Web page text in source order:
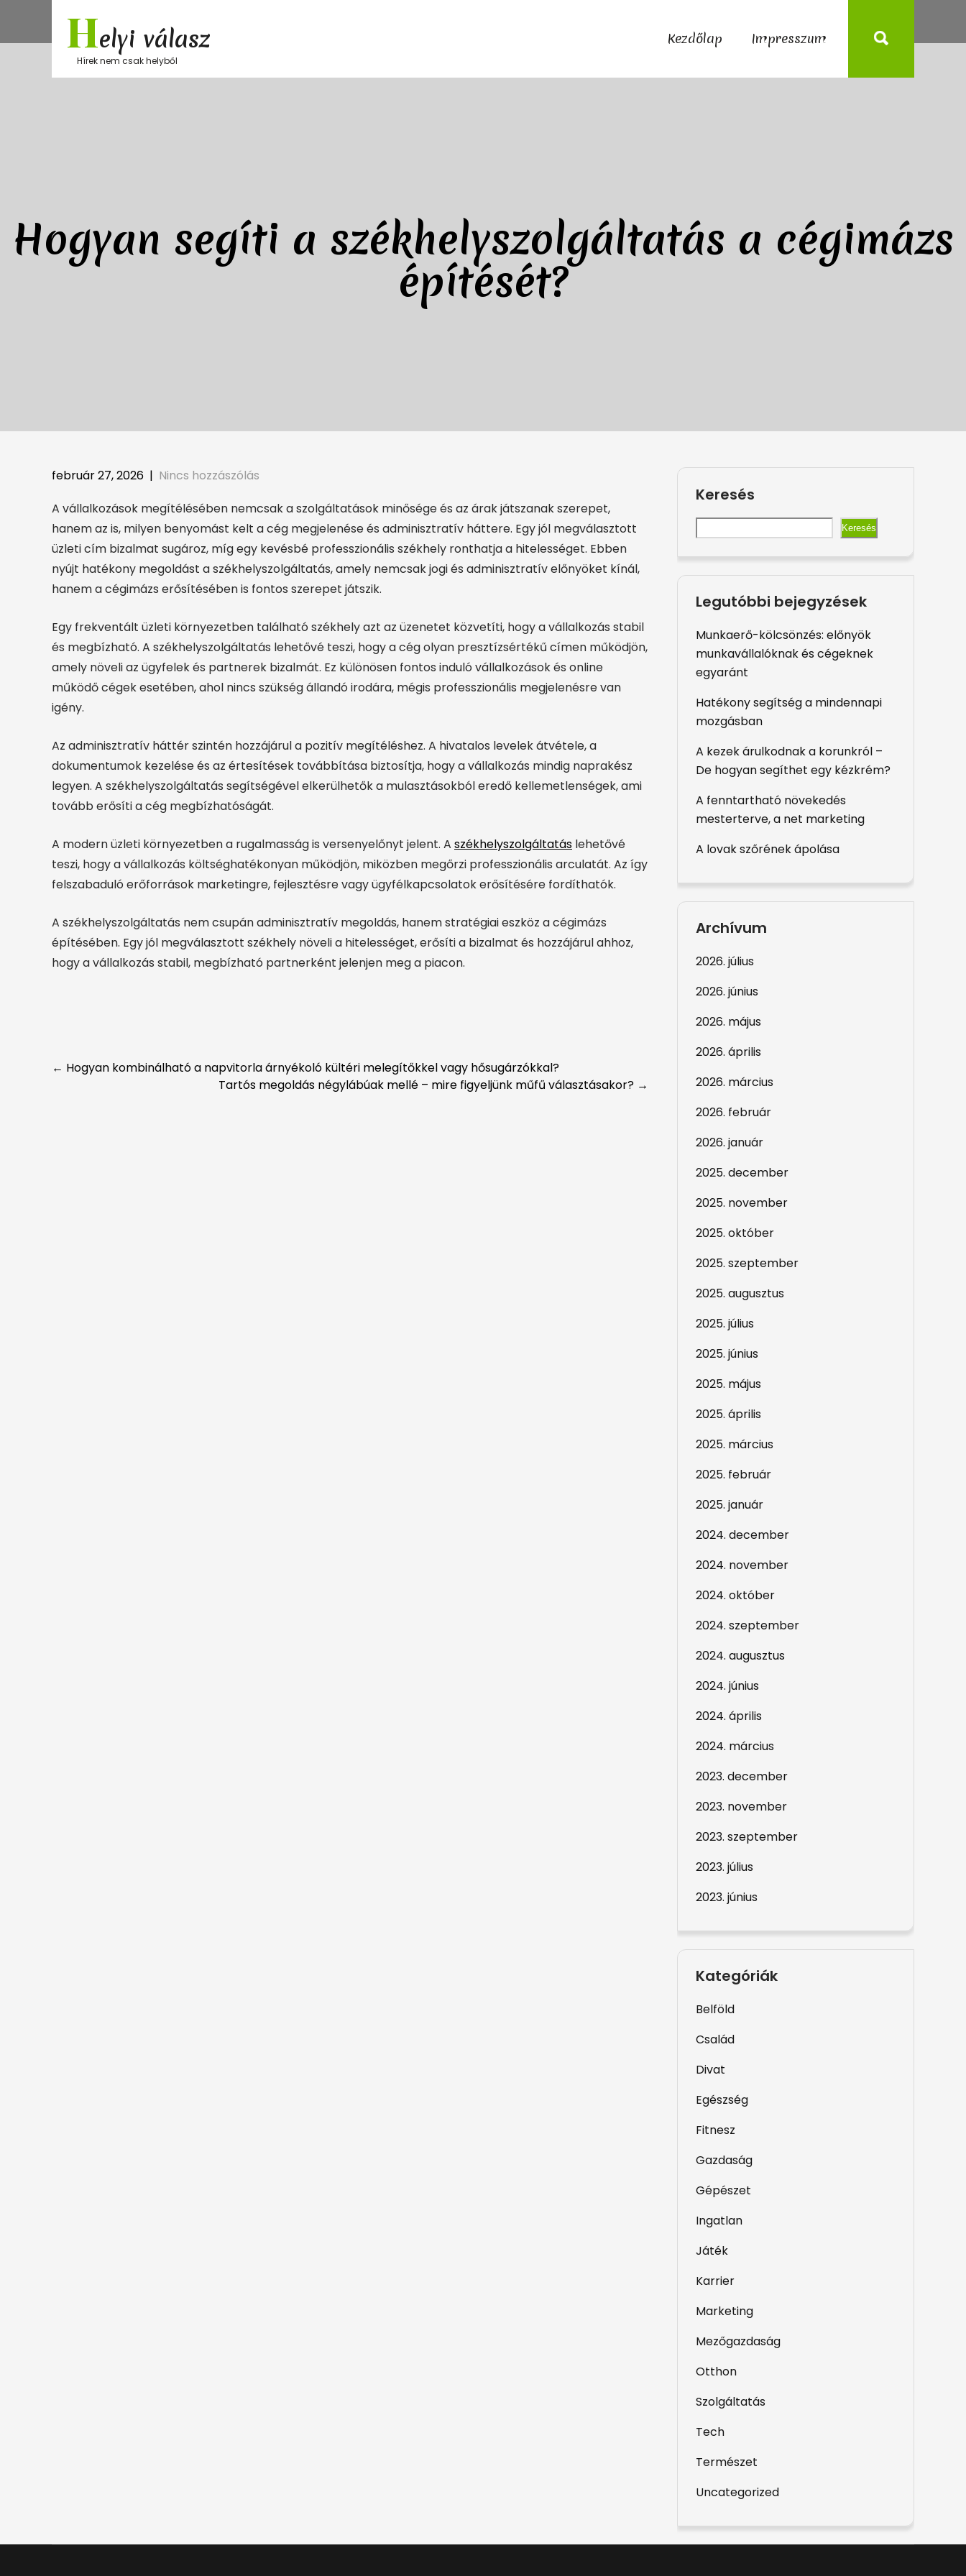
content
Helyi válasz
Hírek nem csak helyből
Kezdőlap Impresszum
Hogyan segíti a székhelyszolgáltatás a cégimázs
építését?
február 27, 2026 | Nincs hozzászólás
A vállalkozások megítélésében nemcsak a szolgáltatások minősége és az árak játszanak szerepet,
hanem az is, milyen benyomást kelt a cég megjelenése és adminisztratív háttere. Egy jól megválasztott
üzleti cím bizalmat sugároz, míg egy kevésbé professzionális székhely ronthatja a hitelességet. Ebben
nyújt hatékony megoldást a székhelyszolgáltatás, amely nemcsak jogi és adminisztratív előnyöket kínál,
hanem a cégimázs erősítésében is fontos szerepet játszik.
Egy frekventált üzleti környezetben található székhely azt az üzenetet közvetíti, hogy a vállalkozás stabil
és megbízható. A székhelyszolgáltatás lehetővé teszi, hogy a cég olyan presztízsértékű címen működjön,
amely növeli az ügyfelek és partnerek bizalmát. Ez különösen fontos induló vállalkozások és online
működő cégek esetében, ahol nincs szükség állandó irodára, mégis professzionális megjelenésre van
igény.
Az adminisztratív háttér szintén hozzájárul a pozitív megítéléshez. A hivatalos levelek átvétele, a
dokumentumok kezelése és az értesítések továbbítása biztosítja, hogy a vállalkozás mindig naprakész
legyen. A székhelyszolgáltatás segítségével elkerülhetők a mulasztásokból eredő kellemetlenségek, ami
tovább erősíti a cég megbízhatóságát.
A modern üzleti környezetben a rugalmasság is versenyelőnyt jelent. A székhelyszolgáltatás lehetővé
teszi, hogy a vállalkozás költséghatékonyan működjön, miközben megőrzi professzionális arculatát. Az így
felszabaduló erőforrások marketingre, fejlesztésre vagy ügyfélkapcsolatok erősítésére fordíthatók.
A székhelyszolgáltatás nem csupán adminisztratív megoldás, hanem stratégiai eszköz a cégimázs
építésében. Egy jól megválasztott székhely növeli a hitelességet, erősíti a bizalmat és hozzájárul ahhoz,
hogy a vállalkozás stabil, megbízható partnerként jelenjen meg a piacon.
Post
← Hogyan kombinálható a napvitorla árnyékoló kültéri melegítőkkel vagy hősugárzókkal?
Tartós megoldás négylábúak mellé – mire figyeljünk műfű választásakor? →
Keresés
Keresés
Legutóbbi bejegyzések
Munkaerő-kölcsönzés: előnyök
munkavállalóknak és cégeknek
egyaránt
Hatékony segítség a mindennapi
mozgásban
A kezek árulkodnak a korunkról –
De hogyan segíthet egy kézkrém?
A fenntartható növekedés
mesterterve, a net marketing
A lovak szőrének ápolása
Archívum
2026. július
2026. június
2026. május
2026. április
2026. március
2026. február
2026. január
2025. december
2025. november
2025. október
2025. szeptember
2025. augusztus
2025. július
2025. június
2025. május
2025. április
2025. március
2025. február
2025. január
2024. december
2024. november
2024. október
2024. szeptember
2024. augusztus
2024. június
2024. április
2024. március
2023. december
2023. november
2023. szeptember
2023. július
2023. június
Kategóriák
Belföld
Család
Divat
Egészség
Fitnesz
Gazdaság
Gépészet
Ingatlan
Játék
Karrier
Marketing
Mezőgazdaság
Otthon
Szolgáltatás
Tech
Természet
Uncategorized